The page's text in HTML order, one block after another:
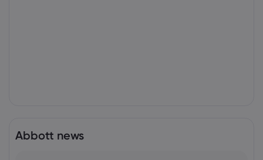
Abbott news